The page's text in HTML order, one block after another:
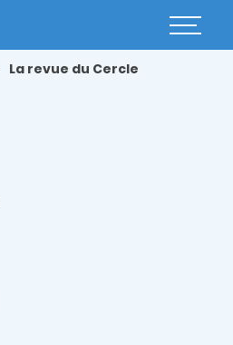
Basculer
La revue du Cercle